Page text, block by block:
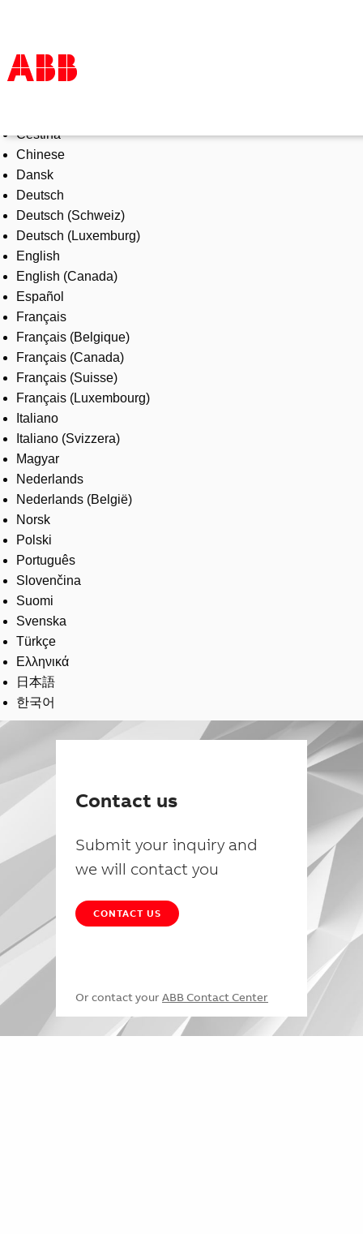
Products & Solutions
Industries
Services
About us
Where to buy
Contact us
Careers
Čeština
Chinese
Dansk
Deutsch
Deutsch (Schweiz)
Deutsch (Luxemburg)
English
English (Canada)
Español
Français
Français (Belgique)
Français (Canada)
Français (Suisse)
Français (Luxembourg)
Italiano
Italiano (Svizzera)
Magyar
Nederlands
Nederlands (België)
Norsk
Polski
Português
Slovenčina
Suomi
Svenska
Türkçe
Ελληνικά
日本語
한국어
Contact us
Submit your inquiry and
we will contact you
CONTACT US
Or contact your ABB Contact Center